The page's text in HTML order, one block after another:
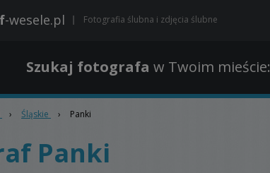
-wesele.pl Fotografia ślubna i zdjęcia ślubne
Szukaj fotografa w Twoim mieście:
› Śląskie › Panki
Panki